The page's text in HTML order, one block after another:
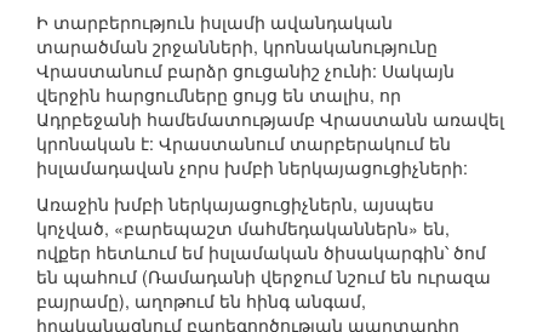
Ի տարբերություն իսլամի ավանդական
տարածման շրջանների, կրոնականությունը
Վրաստանում բարձր ցուցանիշ չունի: Սակայն
վերջին հարցումները ցույց են տալիս, որ
Ադրբեջանի համեմատությամբ Վրաստանն առավել
կրոնական է: Վրաստանում տարբերակում են
իսլամադավան չորս խմբի ներկայացուցիչների:
Առաջին խմբի ներկայացուցիչներն, այսպես
կոչված, «բարեպաշտ մահմեդականներն» են,
ովքեր հետևում եմ իսլամական ծիսակարգին՝ ծոմ
են պահում (Ռամադանի վերջում նշում են ուրազա
բայրամը), աղոթում են հինգ անգամ,
իրականացնում բարեգործության պարտադիր